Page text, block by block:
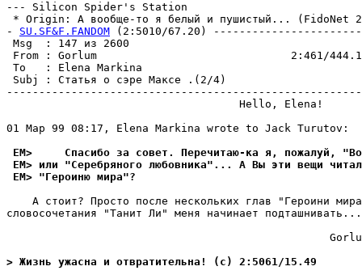
--- Silicon Spider's Station
* Origin: А вообще-то я белый и пушистый... (FidoNet
- SU.SF&F.FANDOM (2:5010/67.20)
Msg  : 147
From : Gorlum                              2:461/444.13
To   : Elena Markina
Subj : Статья о сэре
                                    Hello, Elena!
01 Мар 99 08:17, Elena Markina wrote to Jack Turutov:
EM>     Спасибо за совет. Перечитаю-ка я, пожалуй,
EM> или "Серебряного любовника"... А Вы эти вещи
EM> "Героиню мира"?
А стоит? Просто после нескольких глав "Героини
словосочетания "Танит Ли" меня начинает подташнивать...
> Жизнь ужасна и отвратительна! (c) 2:5061/15.49